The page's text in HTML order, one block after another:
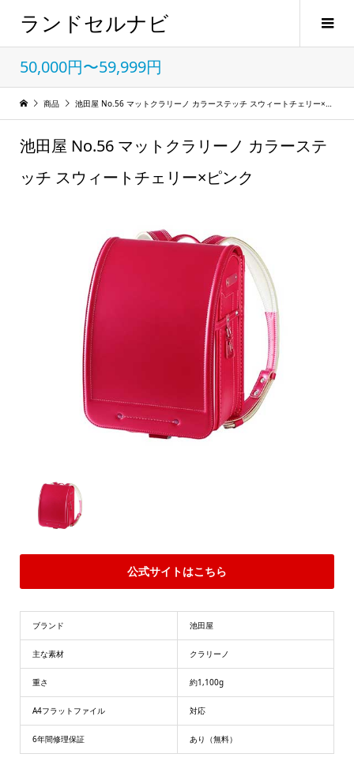
ランドセルナビ
50,000円〜59,999円
商品 池田屋 No.56 マットクラリーノ カラーステッチ スウィートチェリー×ピンク
池田屋 No.56 マットクラリーノ カラーステ
ッチ スウィートチェリー×ピンク
公式サイトはこちら
ブランド 池田屋
主な素材 クラリーノ
重さ 約1,100g
A4フラットファイル 対応
6年間修理保証 あり（無料）